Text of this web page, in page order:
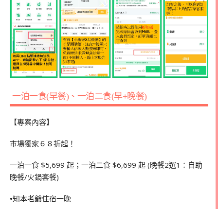
一泊一食(早餐)、一泊二食(早+晚餐)
【專案內容】
市場獨家６８折起！
一泊一食 $5,699 起；一泊二食 $6,699 起 (晚餐2選1：自助
晚餐/火鍋套餐)
•知本老爺住宿一晚